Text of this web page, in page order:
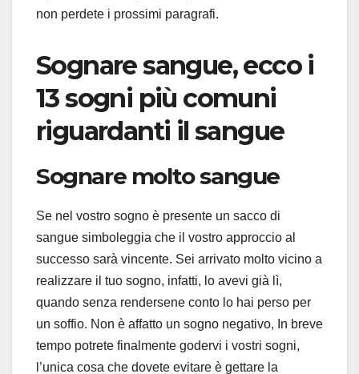
non perdete i prossimi paragrafi.
Sognare sangue, ecco i
13 sogni più comuni
riguardanti il sangue
Sognare molto sangue
Se nel vostro sogno è presente un sacco di
sangue simboleggia che il vostro approccio al
successo sarà vincente. Sei arrivato molto vicino a
realizzare il tuo sogno, infatti, lo avevi già lì,
quando senza rendersene conto lo hai perso per
un soffio. Non è affatto un sogno negativo, In breve
tempo potrete finalmente godervi i vostri sogni,
l’unica cosa che dovete evitare è gettare la